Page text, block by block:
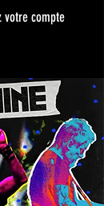
votre compte